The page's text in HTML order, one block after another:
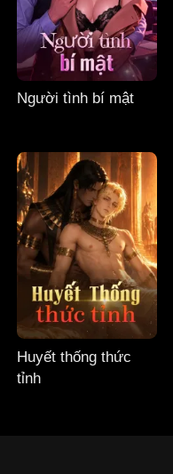
Người tình bí mật
Huyết thống thức
tỉnh